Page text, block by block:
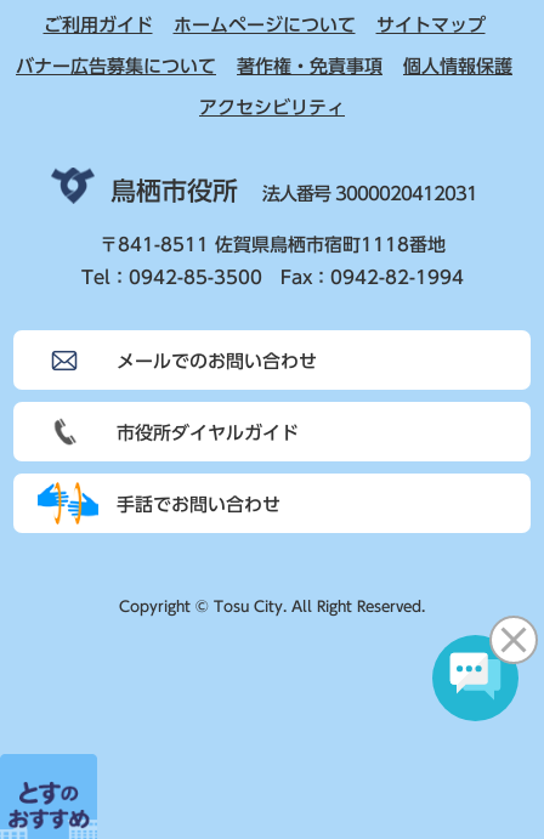
ご利用ガイド ホームページについて サイトマップ
バナー広告募集について 著作権・免責事項 個人情報保護
アクセシビリティ
鳥栖市役所 法人番号 3000020412031
〒841-8511 佐賀県鳥栖市宿町1118番地
Tel：0942-85-3500 Fax：0942-82-1994
メールでのお問い合わせ
市役所ダイヤルガイド
手話でお問い合わせ
Copyright © Tosu City. All Right Reserved.